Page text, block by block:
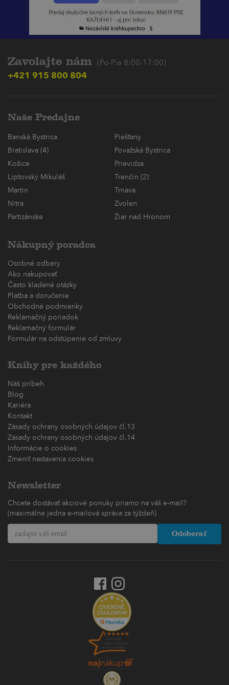
Zavolajte nám (Po-Pia 8:00-17:00)
+421 915 800 804
Naše Predajne
Banská Bystrica
Piešťany
Bratislava (4)
Považská Bystrica
Košice
Prievidza
Liptovský Mikuláš
Trenčín (2)
Martin
Trnava
Nitra
Zvolen
Partizánske
Žiar nad Hronom
Nákupný poradca
Osobné odbery
Ako nakupovať
Často kladené otázky
Platba a doručenie
Obchodné podmienky
Reklamačný poriadok
Reklamačný formulár
Formulár na odstúpenie od zmluvy
Knihy pre každého
Náš príbeh
Blog
Kariéra
Kontakt
Zásady ochrany osobných údajov čl.13
Zásady ochrany osobných údajov čl.14
Informácie o cookies
Zmeniť nastavenia cookies
Newsletter
Chcete dostávať akciové ponuky priamo na váš e-mail?
(maximálne jedna e-mailová správa za týždeň)
Odoberať